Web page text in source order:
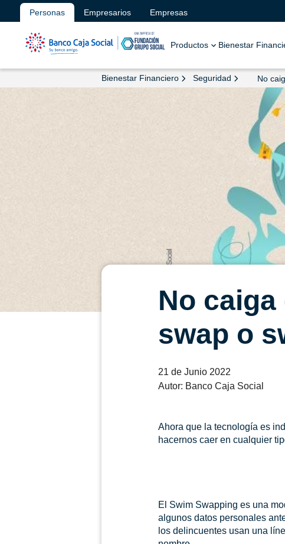
Personas Empresarios Empresas
Productos Bienestar
Bienestar Financiero Seguridad No
No
swap o
21 de Junio 2022
Autor: Banco Caja Social
Ahora que la tecnología es
hacernos caer en cualquier
El Swim Swapping es una
algunos datos personales
los delincuentes usan una